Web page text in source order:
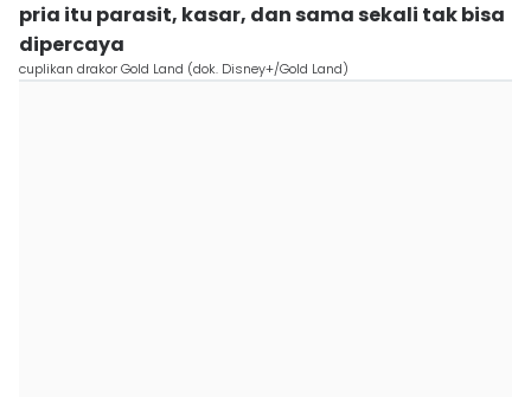
pria itu parasit, kasar, dan sama sekali tak bisa
dipercaya
cuplikan drakor Gold Land (dok. Disney+/Gold Land)